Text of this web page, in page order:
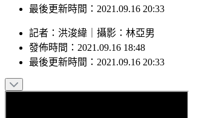
最後更新時間：2021.09.16 20:33
記者 ： 洪浚緯 攝影 ： 林亞男
發佈時間： 2021.09.16 18:48
最後更新時間： 2021.09.16 20:33